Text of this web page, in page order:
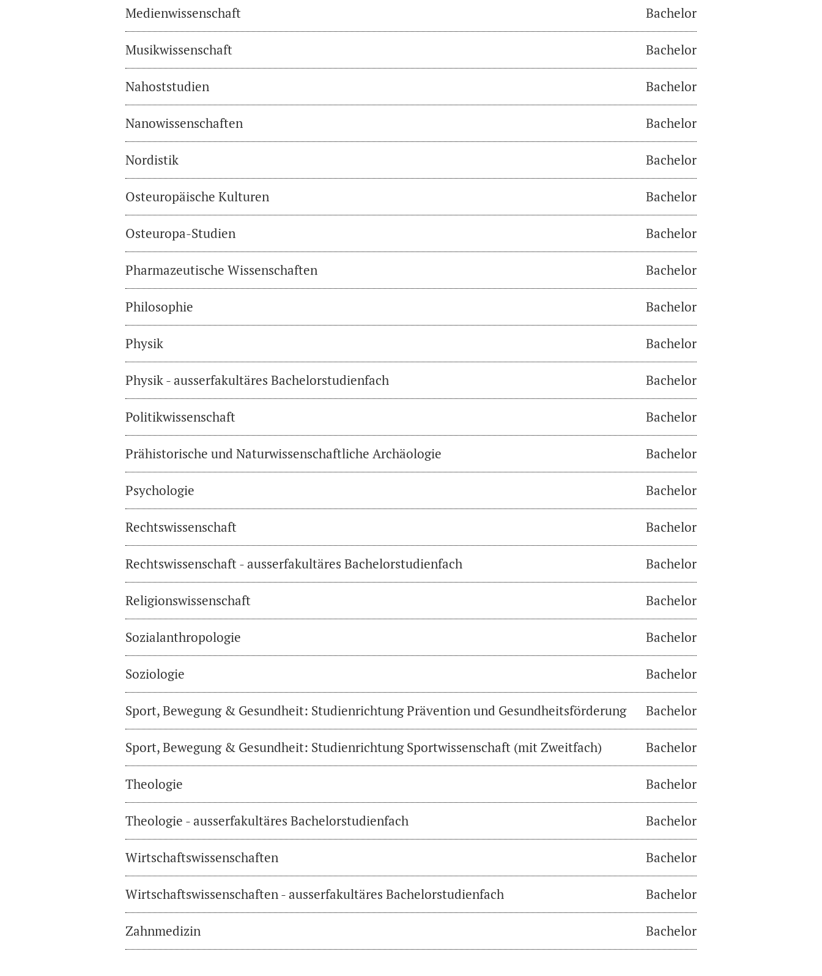
Medienwissenschaft Bachelor
Musikwissenschaft Bachelor
Nahoststudien Bachelor
Nanowissenschaften Bachelor
Nordistik Bachelor
Osteuropäische Kulturen Bachelor
Osteuropa-Studien Bachelor
Pharmazeutische Wissenschaften Bachelor
Philosophie Bachelor
Physik Bachelor
Physik - ausserfakultäres Bachelorstudienfach Bachelor
Politikwissenschaft Bachelor
Prähistorische und Naturwissenschaftliche Archäologie Bachelor
Psychologie Bachelor
Rechtswissenschaft Bachelor
Rechtswissenschaft - ausserfakultäres Bachelorstudienfach Bachelor
Religionswissenschaft Bachelor
Sozialanthropologie Bachelor
Soziologie Bachelor
Sport, Bewegung & Gesundheit: Studienrichtung Prävention und Gesundheitsförderung Bachelor
Sport, Bewegung & Gesundheit: Studienrichtung Sportwissenschaft (mit Zweitfach) Bachelor
Theologie Bachelor
Theologie - ausserfakultäres Bachelorstudienfach Bachelor
Wirtschaftswissenschaften Bachelor
Wirtschaftswissenschaften - ausserfakultäres Bachelorstudienfach Bachelor
Zahnmedizin Bachelor